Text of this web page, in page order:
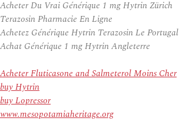
Acheter Du Vrai Générique 1 mg Hytrin Zürich
Terazosin Pharmacie En Ligne
Achetez Générique Hytrin Terazosin Le Portugal
Achat Générique 1 mg Hytrin Angleterre
Acheter Fluticasone and Salmeterol Moins Cher
buy Hytrin
buy Lopressor
www.mesopotamiaheritage.org